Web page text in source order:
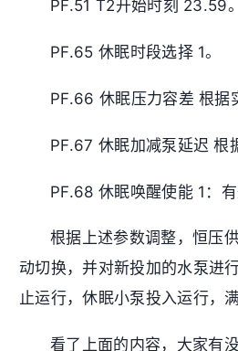
PF.51 T2开始时刻 23.59。
PF.65 休眠时段选择 1。
PF.66 休眠压力容差 根据
PF.67 休眠加减泵延迟 根
PF.68 休眠唤醒使能 1：有
根据上述参数调整，恒压
动切换，并对新投加的水泵进
止运行，休眠小泵投入运行，
看了上面的内容，大家有